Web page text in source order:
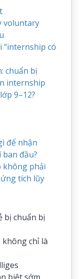
voluntary
“internship có
chuẩn bị
internship
9–12?
để nhận
đầu?
không phải
tích lũy
bị chuẩn bị
chỉ là